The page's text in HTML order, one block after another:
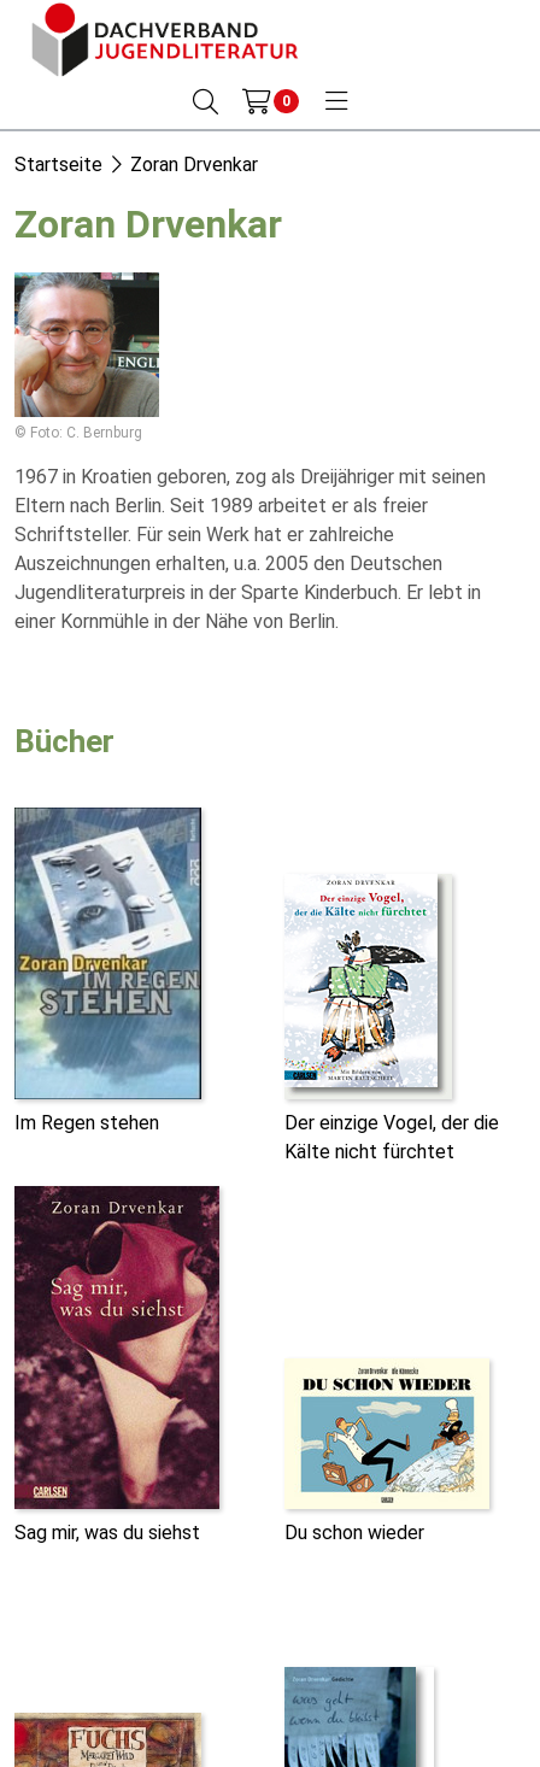
0
Startseite Zoran Drvenkar
Zoran Drvenkar
© Foto: C. Bernburg
1967 in Kroatien geboren, zog als Dreijähriger mit seinen
Eltern nach Berlin. Seit 1989 arbeitet er als freier
Schriftsteller. Für sein Werk hat er zahlreiche
Auszeichnungen erhalten, u.a. 2005 den Deutschen
Jugendliteraturpreis in der Sparte Kinderbuch. Er lebt in
einer Kornmühle in der Nähe von Berlin.
Bücher
Im Regen stehen
Der einzige Vogel, der die
Kälte nicht fürchtet
Sag mir, was du siehst Du schon wieder